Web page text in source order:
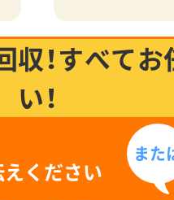
！すべてお
い！
ください
また